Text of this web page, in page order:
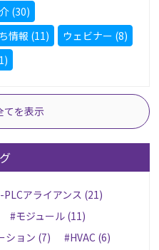
(30)
情報 (11)
ウェビナー (8)
てを表示
PLCアライアンス (21)
#モジュール (11)
ション (7)
#HVAC (6)